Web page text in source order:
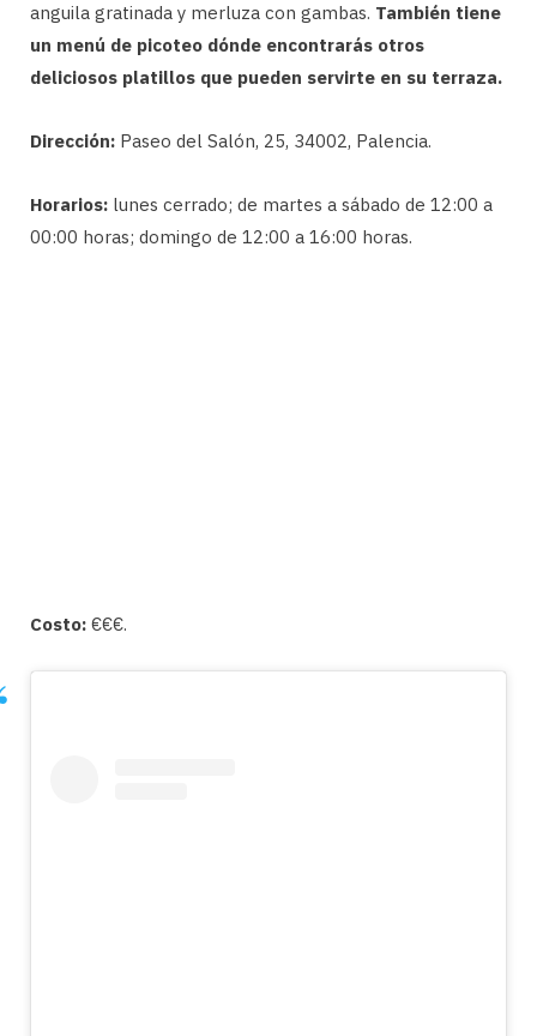
anguila gratinada y merluza con gambas. También tiene
un menú de picoteo dónde encontrarás otros
deliciosos platillos que pueden servirte en su terraza.
Dirección: Paseo del Salón, 25, 34002, Palencia.
Horarios: lunes cerrado; de martes a sábado de 12:00 a
00:00 horas; domingo de 12:00 a 16:00 horas.
Costo: €€€.